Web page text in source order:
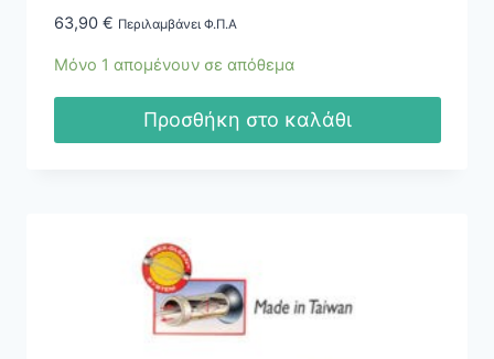
63,90 € Περιλαμβάνει Φ.Π.Α
Μόνο 1 απομένουν σε απόθεμα
Προσθήκη στο καλάθι